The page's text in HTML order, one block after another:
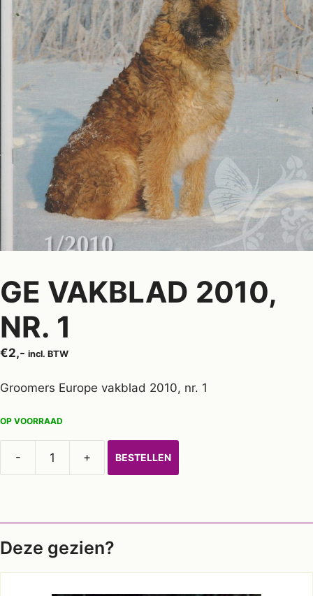
GE VAKBLAD 2010,
NR. 1
€2,- incl. BTW
Groomers Europe vakblad 2010, nr. 1
OP VOORRAAD
-
GE
aantal
+ BESTELLEN
Deze gezien?